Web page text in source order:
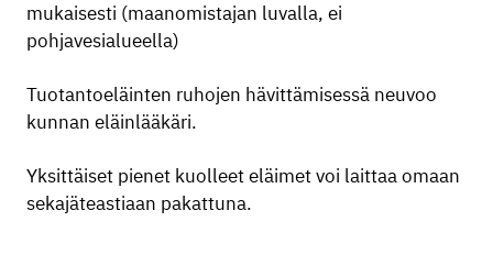
mukaisesti (maanomistajan luvalla, ei
pohjavesialueella)
Tuotantoeläinten ruhojen hävittämisessä neuvoo
kunnan eläinlääkäri.
Yksittäiset pienet kuolleet eläimet voi laittaa omaan
sekajäteastiaan pakattuna.